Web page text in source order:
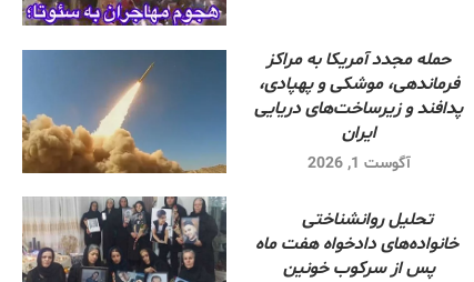
حمله مجدد آمریکا به مراکز
فرماندهی، موشکی و پهپادی،
پدافند و زیرساخت‌های دریایی
ایران
آگوست 1, 2026
تحلیل روانشناختی
خانواده‌های دادخواه هفت ماه
پس از سرکوب خونین